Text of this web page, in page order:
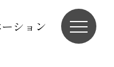
ション